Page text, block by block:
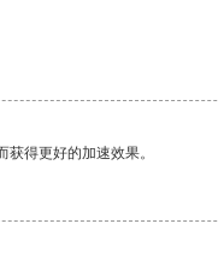
得更好的加速效果。